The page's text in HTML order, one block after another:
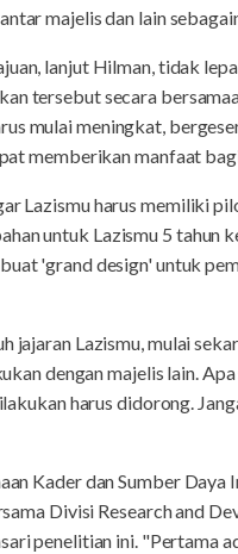
majelis dan lain
lanjut Hilman, tidak
tersebut secara
mulai meningkat,
memberikan manfaat
Lazismu harus memiliki
untuk Lazismu 5 tahun
'grand design' untuk
jajaran Lazismu, mulai
dengan majelis lain.
harus didorong.
Kader dan Sumber Daya
Divisi Research and
penelitian ini. "Pertama